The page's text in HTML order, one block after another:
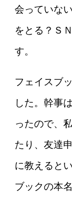
会っていな
をとる？Ｓ
す。
フェイスブ
した。幹事
ったので、
たり、友達
に教えると
ブックの本